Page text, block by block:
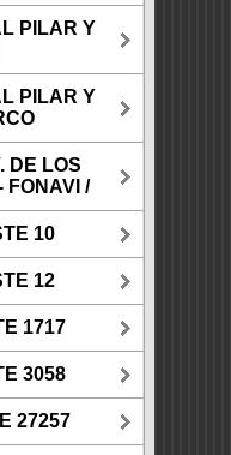
PILAR Y
PILAR Y
DE LOS
FONAVI /
10
12
1717
3058
27257